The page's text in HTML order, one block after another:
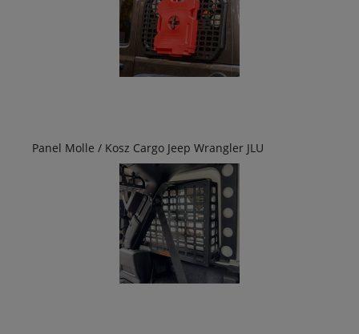
Panel Molle / Kosz Cargo Jeep Wrangler JLU